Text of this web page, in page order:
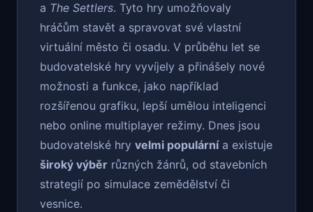
a The Settlers. Tyto hry umožňovaly
hráčům stavět a spravovat své vlastní
virtuální město či osadu. V průběhu let se
budovatelské hry vyvíjely a přinášely nové
možnosti a funkce, jako například
rozšířenou grafiku, lepší umělou inteligenci
nebo online multiplayer režimy. Dnes jsou
budovatelské hry velmi populárnía existuje
široký výběr různých žánrů, od stavebních
strategií po simulace zemědělství či
vesnice.